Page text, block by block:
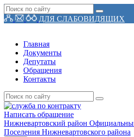
ДЛЯ СЛАБОВИДЯЩИХ
Главная
Документы
Депутаты
Обращения
Контакты
Написать обращение
Нижневартовский район
Поселения Нижневартовского района